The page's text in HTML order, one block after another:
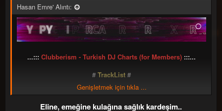
Hasan Emre' Alıntı:
...::: Clubberism - Turkish DJ Charts (for Members) :::...
# TrackList #
Ahiyan - Rüya Gibiydin (Furkan Korkmaz Afro Remix)
Genişletmek için tıkla ...
Eline, emeğine kulağına sağlık kardeşim..